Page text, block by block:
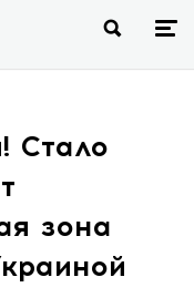
Стало
зона